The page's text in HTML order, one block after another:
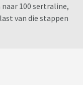
nu 8 weken
het eerst een
kan dat, als je je
100 sertraline,
van die stappen